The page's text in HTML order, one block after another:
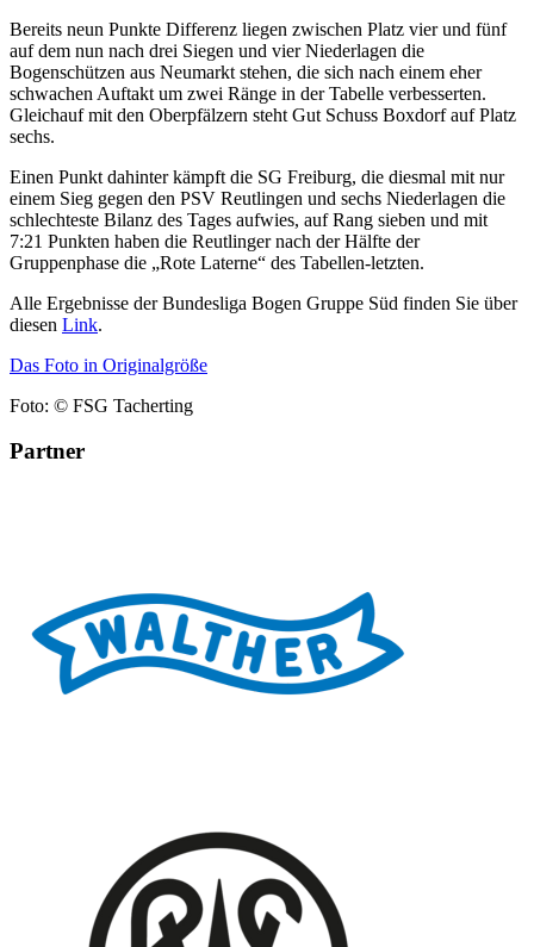
Bereits neun Punkte Differenz liegen zwischen Platz vier und fünf
auf dem nun nach drei Siegen und vier Niederlagen die
Bogenschützen aus Neumarkt stehen, die sich nach einem eher
schwachen Auftakt um zwei Ränge in der Tabelle verbesserten.
Gleichauf mit den Oberpfälzern steht Gut Schuss Boxdorf auf Platz
sechs.
Einen Punkt dahinter kämpft die SG Freiburg, die diesmal mit nur
einem Sieg gegen den PSV Reutlingen und sechs Niederlagen die
schlechteste Bilanz des Tages aufwies, auf Rang sieben und mit
7:21 Punkten haben die Reutlinger nach der Hälfte der
Gruppenphase die „Rote Laterne“ des Tabellen-letzten.
Alle Ergebnisse der Bundesliga Bogen Gruppe Süd finden Sie über
diesen Link.
Das Foto in Originalgröße
Foto: © FSG Tacherting
Partner